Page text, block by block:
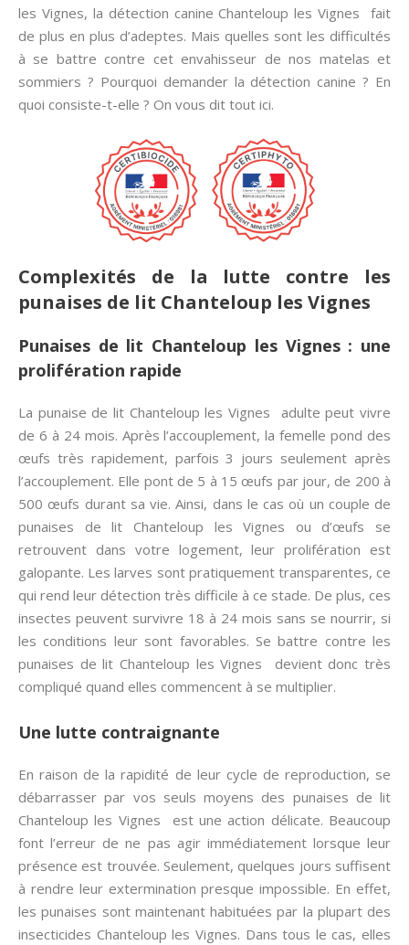
les Vignes, la détection canine Chanteloup les Vignes fait
de plus en plus d’adeptes. Mais quelles sont les difficultés
à se battre contre cet envahisseur de nos matelas et
sommiers ? Pourquoi demander la détection canine ? En
quoi consiste-t-elle ? On vous dit tout ici.
Complexités de la lutte contre les
punaises de lit Chanteloup les Vignes
Punaises de lit Chanteloup les Vignes : une
prolifération rapide
La punaise de lit Chanteloup les Vignes adulte peut vivre
de 6 à 24 mois. Après l’accouplement, la femelle pond des
œufs très rapidement, parfois 3 jours seulement après
l’accouplement. Elle pont de 5 à 15 œufs par jour, de 200 à
500 œufs durant sa vie. Ainsi, dans le cas où un couple de
punaises de lit Chanteloup les Vignes ou d’œufs se
retrouvent dans votre logement, leur prolifération est
galopante. Les larves sont pratiquement transparentes, ce
qui rend leur détection très difficile à ce stade. De plus, ces
insectes peuvent survivre 18 à 24 mois sans se nourrir, si
les conditions leur sont favorables. Se battre contre les
punaises de lit Chanteloup les Vignes devient donc très
compliqué quand elles commencent à se multiplier.
Une lutte contraignante
En raison de la rapidité de leur cycle de reproduction, se
débarrasser par vos seuls moyens des punaises de lit
Chanteloup les Vignes est une action délicate. Beaucoup
font l’erreur de ne pas agir immédiatement lorsque leur
présence est trouvée. Seulement, quelques jours suffisent
à rendre leur extermination presque impossible. En effet,
les punaises sont maintenant habituées par la plupart des
insecticides Chanteloup les Vignes. Dans tous le cas, elles